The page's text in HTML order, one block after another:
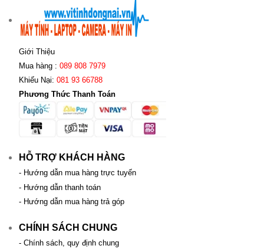
Giới Thiệu
Mua hàng : 089 808 7979
Khiếu Nại: 081 93 66788
Phương Thức Thanh Toán
HỖ TRỢ KHÁCH HÀNG
- Hướng dẫn mua hàng trực tuyến
- Hướng dẫn thanh toán
- Hướng dẫn mua hàng trả góp
CHÍNH SÁCH CHUNG
- Chính sách, quy định chung